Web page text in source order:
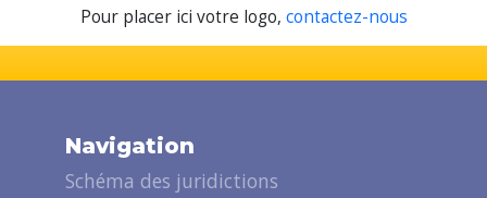
Pour placer ici votre logo, contactez-nous
Navigation
Schéma des juridictions